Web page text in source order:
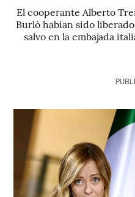
El cooperante Alberto
Burlò habían sido
salvo en la embajada